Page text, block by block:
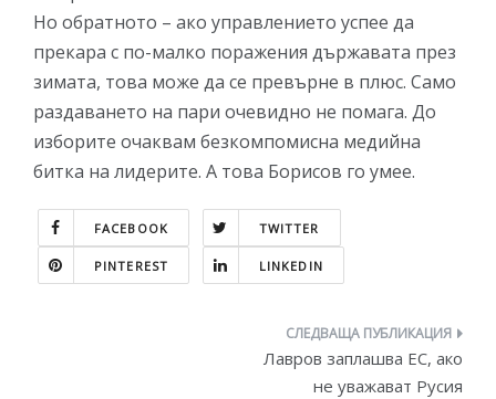
Но обратното – ако управлението успее да
прекара с по-малко поражения държавата през
зимата, това може да се превърне в плюс. Само
раздаването на пари очевидно не помага. До
изборите очаквам безкомпомисна медийна
битка на лидерите. А това Борисов го умее.
FACEBOOK TWITTER
PINTEREST LINKEDIN
Лавров заплашва ЕС, ако
не уважават Русия